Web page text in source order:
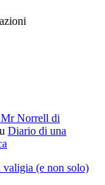
Mr Norrell di
Diario di una
valigia (e non solo)